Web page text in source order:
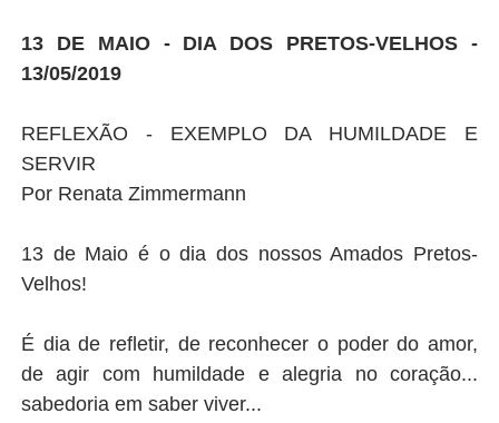
13 DE MAIO - DIA DOS PRETOS-VELHOS -
13/05/2019
REFLEXÃO - EXEMPLO DA HUMILDADE E
SERVIR
Por Renata Zimmermann
13 de Maio é o dia dos nossos Amados Pretos-
Velhos!
É dia de refletir, de reconhecer o poder do amor,
de agir com humildade e alegria no coração...
sabedoria em saber viver...